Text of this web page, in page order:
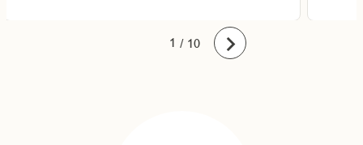
1
2
3
4
5
6
7
8
9
10 / 10 Framåt